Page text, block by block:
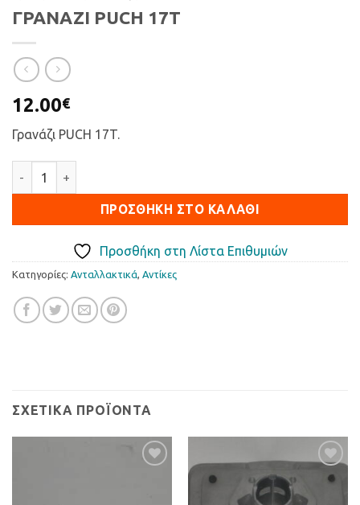
ΓΡΑΝΑΖΙ PUCH 17T
12.00€
Γρανάζι PUCH 17T.
ΠΡΟΣΘΉΚΗ ΣΤΟ ΚΑΛΆΘΙ
Προσθήκη στη Λίστα Επιθυμιών
Κατηγορίες: Ανταλλακτικά, Αντίκες
ΣΧΕΤΙΚΆ ΠΡΟΪΌΝΤΑ
Προσθήκη
Επιθυμιών